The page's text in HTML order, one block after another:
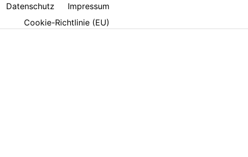
Datenschutz
Impressum
Cookie-Richtlinie (EU)